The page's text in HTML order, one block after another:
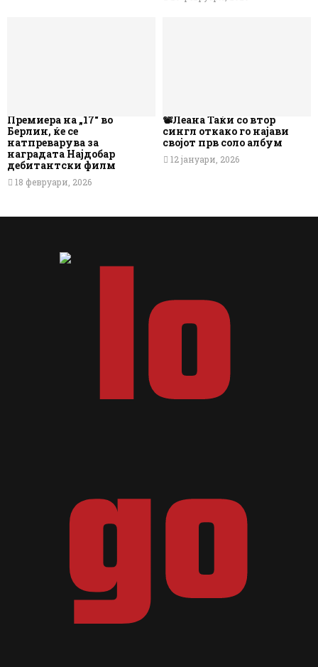
Премиера на „17“ во
Берлин, ќе се
натпреварува за
наградата Најдобар
дебитантски филм
18 февруари, 2026
📽️Леана Таќи со втор
сингл откако го најави
својот прв соло албум
12 јануари, 2026